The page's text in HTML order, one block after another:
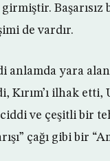
de vardır.
anlamda yara
ilhak
ve çeşitli bir
çağı gibi bir